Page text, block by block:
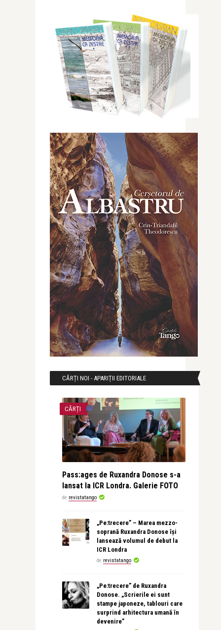
CĂRȚI NOI - APARIȚII EDITORIALE
CĂRȚI
Pass:ages de Ruxandra Donose s-a
lansat la ICR Londra. Galerie FOTO
de revistatango
„Pe:trecere” – Marea mezzo-
soprană Ruxandra Donose își
lansează volumul de debut la
ICR Londra
de revistatango
„Pe:trecere” de Ruxandra
Donose. „Scrierile ei sunt
stampe japoneze, tablouri care
surprind arhitectura umană în
devenire”